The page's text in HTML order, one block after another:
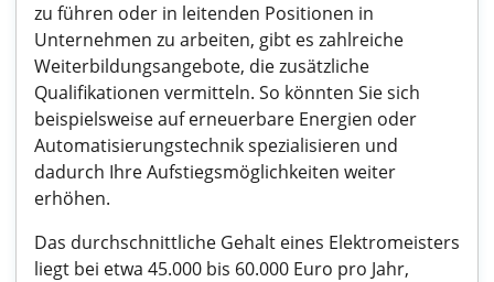
zu führen oder in leitenden Positionen in
Unternehmen zu arbeiten, gibt es zahlreiche
Weiterbildungsangebote, die zusätzliche
Qualifikationen vermitteln. So könnten Sie sich
beispielsweise auf erneuerbare Energien oder
Automatisierungstechnik spezialisieren und
dadurch Ihre Aufstiegsmöglichkeiten weiter
erhöhen.
Das durchschnittliche Gehalt eines Elektromeisters
liegt bei etwa 45.000 bis 60.000 Euro pro Jahr,